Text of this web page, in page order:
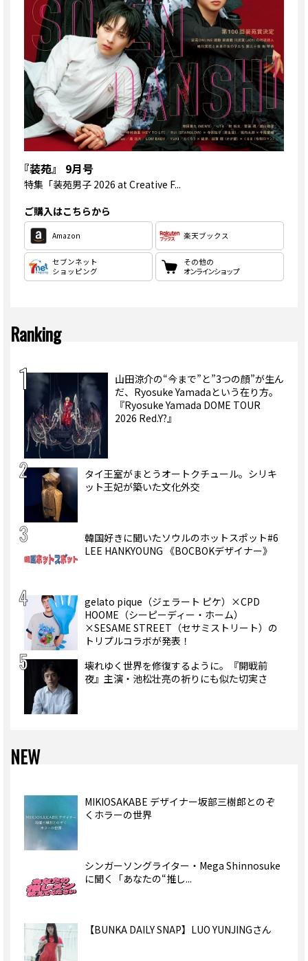
『装苑』 9月号
特集 「装苑男子 2026 at Creative F...
ご購入はこちらから
Amazon 楽天ブックス
セブンネット
ショッピング
その他の
オンラインショップ
Ranking
山田涼介の“今まで”と”3つの顔”が生ん
だ、Ryosuke Yamadaという在り方。
『Ryosuke Yamada DOME TOUR
2026 Red.Y?』
タイ王室がまとうオートクチュール。シリキ
ット王妃が築いた文化外交
韓国好きに聞いたソウルのホットスポット#6
LEE HANKYOUNG 《BOCBOKデザイナー》
gelato pique（ジェラート ピケ）×CPD
HOOME（シーピーディー・ホーム）
×SESAME STREET（セサミストリート）の
トリプルコラボが発表！
壊れゆく世界を修復するように。『開戦前
夜』主演・池松壮亮の祈りにも似た切実さ
NEW
MIKIOSAKABE デザイナー坂部三樹郎とのぞ
くホラーの世界
シンガーソングライター・Mega Shinnosuke
に聞く「あなたの“推し...
【BUNKA DAILY SNAP】LUO YUNJINGさん